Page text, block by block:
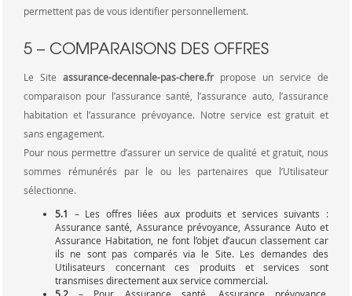
permettent pas de vous identifier personnellement.
5 – COMPARAISONS DES OFFRES
Le Siteassurance-decennale-pas-chere.fr propose un service de
comparaison pour l’assurance santé, l’assurance auto, l’assurance
habitation et l’assurance prévoyance. Notre service est gratuit et
sans engagement.
Pour nous permettre d’assurer un service de qualité et gratuit, nous
sommes rémunérés par le ou les partenaires que l’Utilisateur
sélectionne.
5.1
– Les offres liées aux produits et services suivants :
Assurance santé, Assurance prévoyance, Assurance Auto et
Assurance Habitation, ne font l’objet d’aucun classement car
ils ne sont pas comparés via le Site. Les demandes des
Utilisateurs concernant ces produits et services sont
transmises directement aux service commercial.